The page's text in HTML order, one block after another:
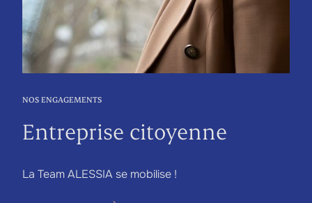
NOS ENGAGEMENTS
Entreprise citoyenne
La Team ALESSIA se mobilise !